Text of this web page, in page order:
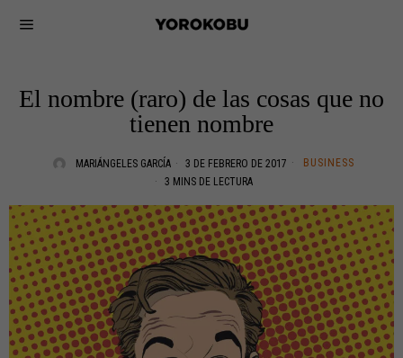
El nombre (raro) de las cosas que no
tienen nombre
MARIÁNGELES GARCÍA 3 DE FEBRERO DE 2017
BUSINESS
3 MINS DE LECTURA